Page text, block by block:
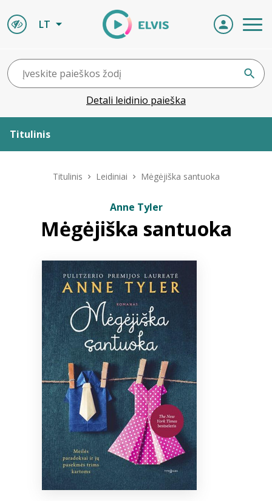
LT
Detali leidinio paieška
Titulinis
ELVIS atvyksta
Bibliotekoms
+370 667 80 541
info@elvislab.lt
Titulinis Leidiniai Mėgėjiška santuoka
Anne Tyler
Mėgėjiška santuoka